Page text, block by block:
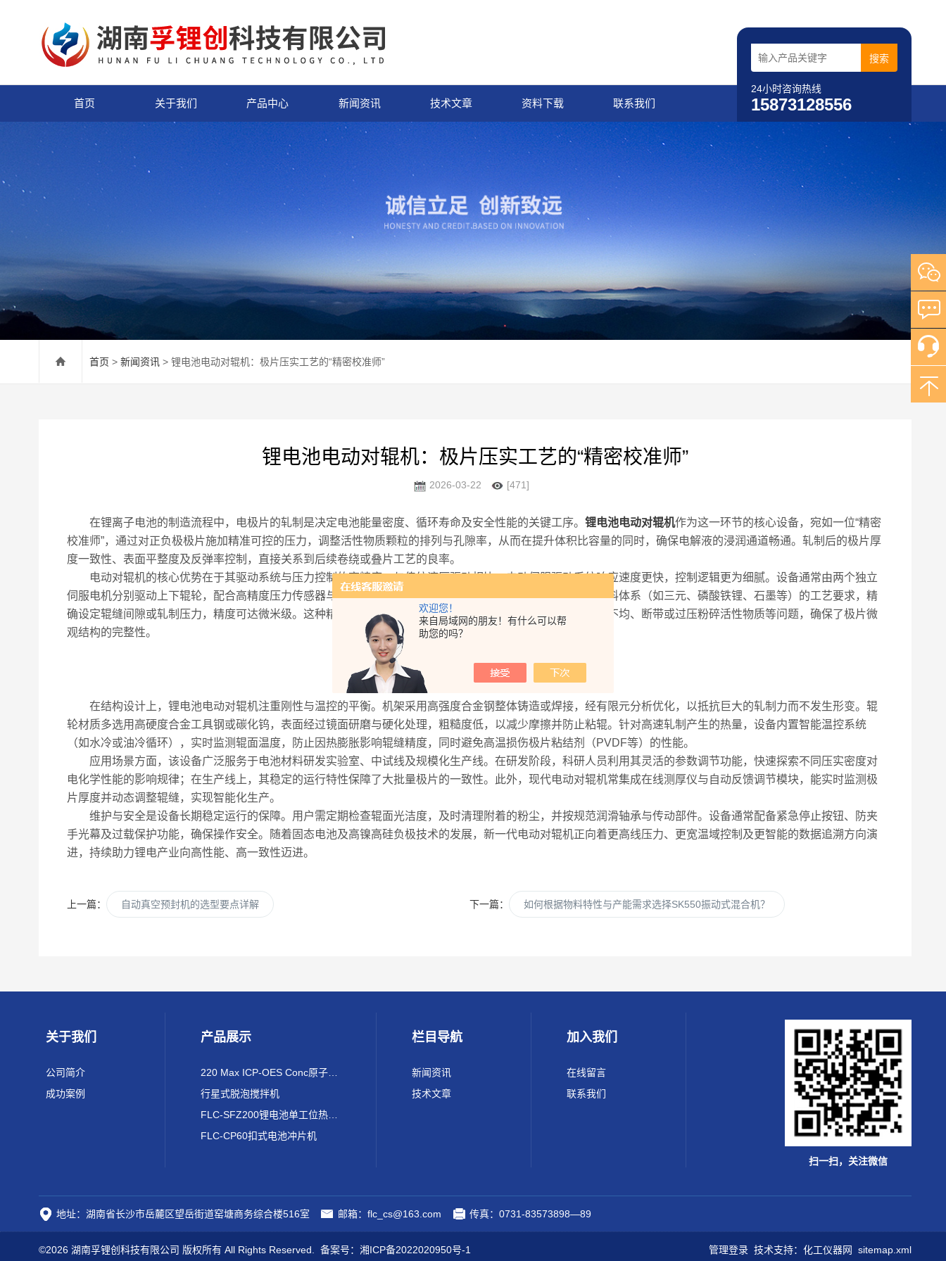
欢迎您！
来自局域网的朋友！有什么可以帮
助您的吗？
24小时咨询热线
15873128556
首页 关于我们 产品中心 新闻资讯 技术文章 资料下载 联系我们
首页 > 新闻资讯 > 锂电池电动对辊机：极片压实工艺的“精密校准师”
锂电池电动对辊机：极片压实工艺的“精密校准师”
2026-03-22 [471]
在锂离子电池的制造流程中，电极片的轧制是决定电池能量密度、循环寿命及安全性能的关键工序。 锂电池电动对辊机作为这一环节的核心设备，宛如一位“精密
校准师”，通过对正负极极片施加精准可控的压力，调整活性物质颗粒的排列与孔隙率，从而在提升体积比容量的同时，确保电解液的浸润通道畅通。轧制后的极片厚
度一致性、表面平整度及反弹率控制，直接关系到后续卷绕或叠片工艺的良率。
电动对辊机的核心优势在于其驱动系统与压力控制的高精度。与传统液压驱动相比，电动伺服驱动系统响应速度更快，控制逻辑更为细腻。设备通常由两个独立
伺服电机分别驱动上下辊轮，配合高精度压力传感器与位移传感器，构建闭环控制系统。操作者可根据不同材料体系（如三元、磷酸铁锂、石墨等）的工艺要求，精
确设定辊缝间隙或轧制压力，精度可达微米级。这种精准的调控能力，有效避免了因压力波动导致的极片厚度不均、断带或过压粉碎活性物质等问题，确保了极片微
观结构的完整性。
在结构设计上，锂电池电动对辊机注重刚性与温控的平衡。机架采用高强度合金钢整体铸造或焊接，经有限元分析优化，以抵抗巨大的轧制力而不发生形变。辊
轮材质多选用高硬度合金工具钢或碳化钨，表面经过镜面研磨与硬化处理，粗糙度低，以减少摩擦并防止粘辊。针对高速轧制产生的热量，设备内置智能温控系统
（如水冷或油冷循环），实时监测辊面温度，防止因热膨胀影响辊缝精度，同时避免高温损伤极片粘结剂（PVDF等）的性能。
应用场景方面，该设备广泛服务于电池材料研发实验室、中试线及规模化生产线。在研发阶段，科研人员利用其灵活的参数调节功能，快速探索不同压实密度对
电化学性能的影响规律；在生产线上，其稳定的运行特性保障了大批量极片的一致性。此外，现代电动对辊机常集成在线测厚仪与自动反馈调节模块，能实时监测极
片厚度并动态调整辊缝，实现智能化生产。
维护与安全是设备长期稳定运行的保障。用户需定期检查辊面光洁度，及时清理附着的粉尘，并按规范润滑轴承与传动部件。设备通常配备紧急停止按钮、防夹
手光幕及过载保护功能，确保操作安全。随着固态电池及高镍高硅负极技术的发展，新一代电动对辊机正向着更高线压力、更宽温域控制及更智能的数据追溯方向演
进，持续助力锂电产业向高性能、高一致性迈进。
上一篇： 自动真空预封机的选型要点详解 下一篇： 如何根据物料特性与产能需求选择SK550振动式混合机？
关于我们
公司简介
成功案例
产品展示
行星式脱泡搅拌机
FLC-CP60扣式电池冲片机
栏目导航
新闻资讯
技术文章
加入我们
在线留言
联系我们
扫一扫，关注微信
地址：湖南省长沙市岳麓区望岳街道窑塘商务综合楼516室 邮箱：flc_cs@163.com 传真：0731-83573898—89
©2026 湖南孚锂创科技有限公司 版权所有 All Rights Reserved. 备案号：湘ICP备2022020950号-1 管理登录 技术支持： 化工仪器网 sitemap.xml